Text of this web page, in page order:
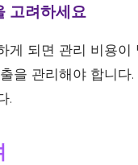
고려하세요
게 되면 관리 비용
을 관리해야 합니
.